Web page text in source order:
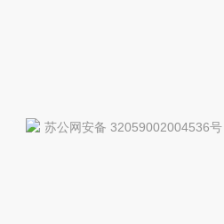
苏公网安备 32059002004536号